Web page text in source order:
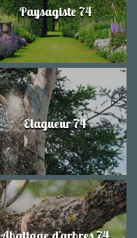
Paysagiste 74
Elagueur 74